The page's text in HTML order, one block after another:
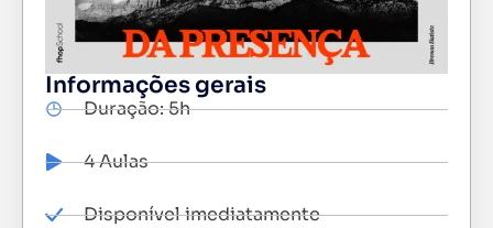
Informações gerais
Duração: 5h
4 Aulas
Disponível imediatamente